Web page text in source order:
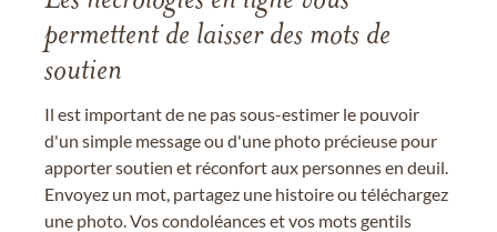
permettent de laisser des mots de
soutien
Il est important de ne pas sous-estimer le pouvoir
d'un simple message ou d'une photo précieuse pour
apporter soutien et réconfort aux personnes en deuil.
Envoyez un mot, partagez une histoire ou téléchargez
une photo. Vos condoléances et vos mots gentils